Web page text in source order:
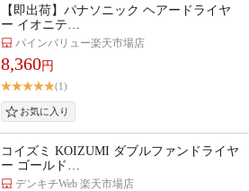
【即出荷】パナソニック ヘアードライヤ
ー イオニテ…
パインバリュー楽天市場店
8,360円
(1)
コイズミ KOIZUMI ダブルファンドライヤ
ー ゴールド…
デンキチWeb 楽天市場店